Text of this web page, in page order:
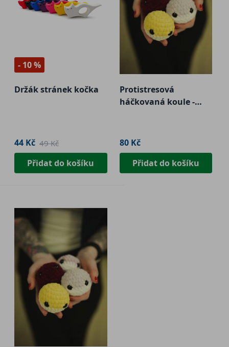
- 10 %
Držák stránek kočka
44 Kč 49 Kč
Přidat do košíku
Protistresová
háčkovaná koule -
80 Kč
Přidat do košíku